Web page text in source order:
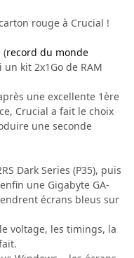
rouge à Crucial !
(record du monde
kit 2x1Go de RAM
une excellente 1ère
Crucial a fait le choix
une seconde
Dark Series (P35), puis
une Gigabyte GA-
écrans bleus sur
voltage, les timings, la